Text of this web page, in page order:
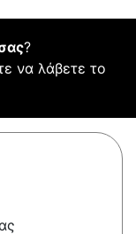
?
να λάβετε το